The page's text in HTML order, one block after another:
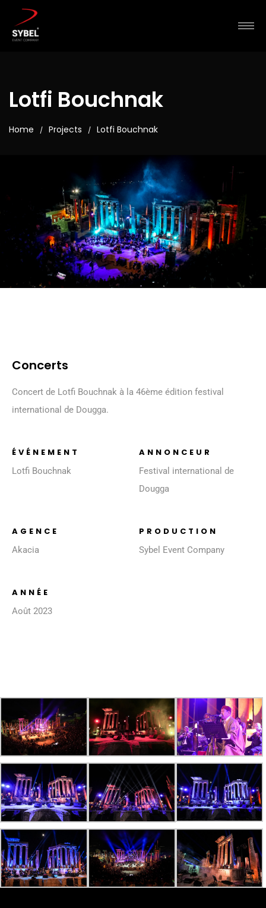
Lotfi Bouchnak
Home / Projects / Lotfi Bouchnak
Concerts
Concert de Lotfi Bouchnak à la 46ème édition festival
international de Dougga.
ÉVÉNEMENT
Lotfi Bouchnak
ANNONCEUR
Festival international de
Dougga
AGENCE
Akacia
PRODUCTION
Sybel Event Company
ANNÉE
Août 2023